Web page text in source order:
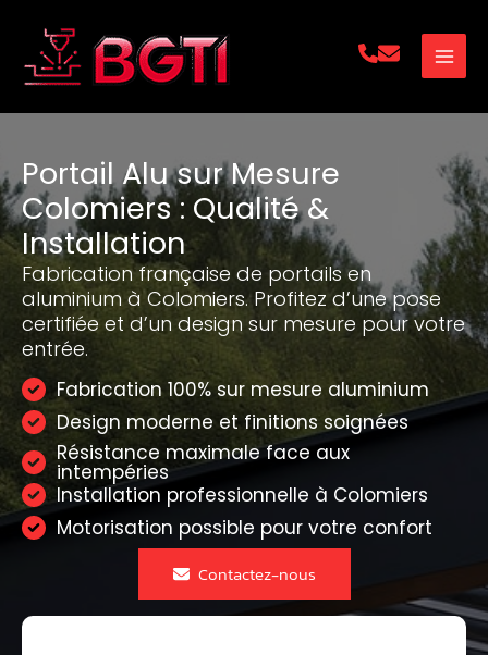
contenu
Portail Alu sur Mesure
Colomiers : Qualité &
Installation
Fabrication française de portails en
aluminium à Colomiers. Profitez d’une pose
certifiée et d’un design sur mesure pour votre
entrée.
Fabrication 100% sur mesure aluminium
Design moderne et finitions soignées
Résistance maximale face aux
intempéries
Installation professionnelle à Colomiers
Motorisation possible pour votre confort
Contactez-nous